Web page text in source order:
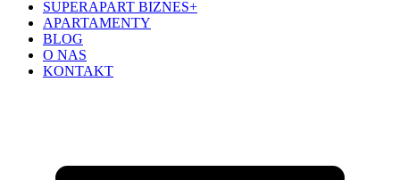
SUPERAPART BIZNES+
APARTAMENTY
BLOG
O NAS
KONTAKT